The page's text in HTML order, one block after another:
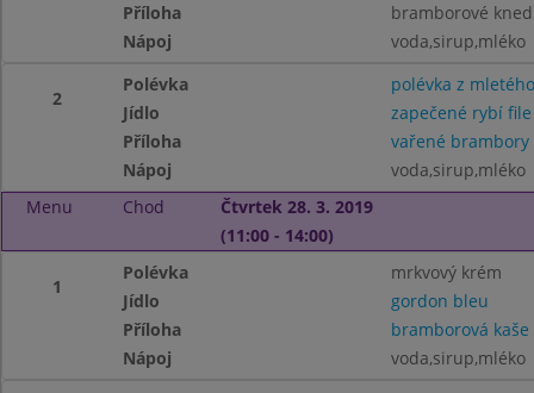
Příloha
bramborové
Nápoj
voda,sirup,mléko
2
Polévka
polévka z
Jídlo
zapečené rybí
Příloha
vařené brambory
Nápoj
voda,sirup,mléko
Menu
Chod
Čtvrtek 28. 3. 2019
(11:00 - 14:00)
1
Polévka
mrkvový krém
Jídlo
gordon bleu
Příloha
bramborová kaše
Nápoj
voda,sirup,mléko